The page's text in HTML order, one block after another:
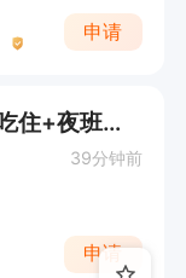
申请
生产工【生熟手均可+社保+包吃住+夜班补贴】【请直接电话咨询！】
39分钟前
申请